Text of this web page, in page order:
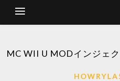
MC WII U MODインジェ